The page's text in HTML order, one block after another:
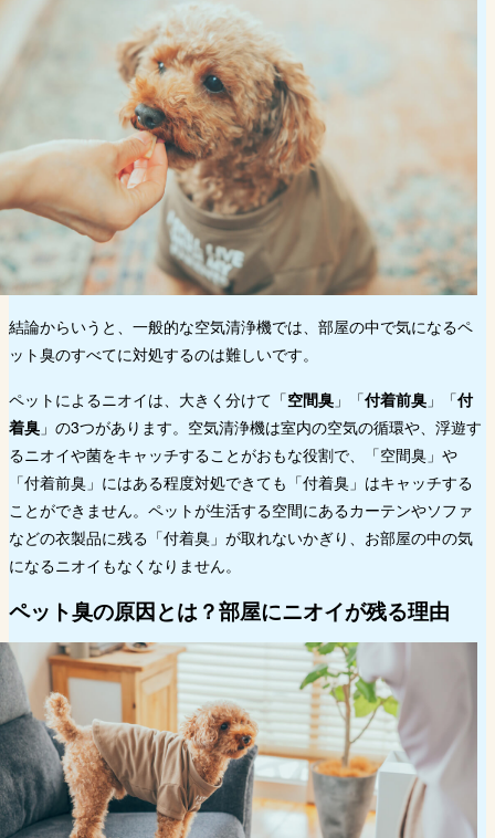
リビングに置きやすい？サイズ感と運転
音
ペットと暮らす家庭でも使いやすい？日
常の使い勝手
ジアイーノに関するよくある疑問 Q&A
次亜塩素酸を部屋で使ってもペットに影
響はない？
ペットのトイレのニオイにも効果はあ
る？
ペットのいる部屋ではどこに置くと効果
的？
ペットの毛やホコリが多い部屋でも使え
る？
まとめ｜ぺット臭対策にはジアイーノのような空間
除菌脱臭機がおすすめ
結論からいうと、一般的な空気清浄機では、部屋の中で気になるペ
ット臭のすべてに対処するのは難しいです。
ペットによるニオイは、大きく分けて「空間臭 」「付着前臭 」「付
着臭 」の3つがあります。空気清浄機は室内の空気の循環や、浮遊す
るニオイや菌をキャッチすることがおもな役割で、「空間臭」や
「付着前臭」にはある程度対処できても「付着臭」はキャッチする
ことができません。ペットが生活する空間にあるカーテンやソファ
などの衣製品に残る「付着臭」が取れないかぎり、お部屋の中の気
になるニオイもなくなりません。
ペット臭の原因とは？部屋にニオイが残る理由